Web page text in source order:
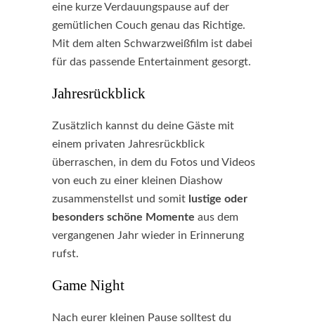
eine kurze Verdauungspause auf der
gemütlichen Couch genau das Richtige.
Mit dem alten Schwarzweißfilm ist dabei
für das passende Entertainment gesorgt.
Jahresrückblick
Zusätzlich kannst du deine Gäste mit
einem privaten Jahresrückblick
überraschen, in dem du Fotos und Videos
von euch zu einer kleinen Diashow
zusammenstellst und somit lustige oder
besonders schöne Momente aus dem
vergangenen Jahr wieder in Erinnerung
rufst.
Game Night
Nach eurer kleinen Pause solltest du